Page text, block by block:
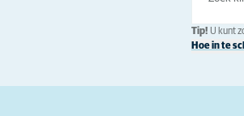
Tip! U kunt
Hoe in te